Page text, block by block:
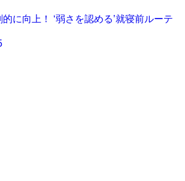
に向上！ ‘弱さを認める’就寝前ルーテ